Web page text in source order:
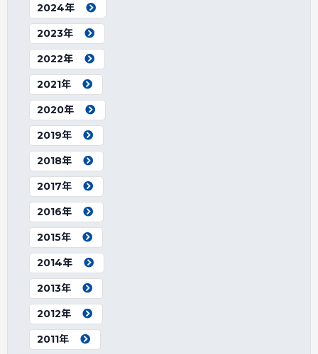
2024年
2023年
2022年
2021年
2020年
2019年
2018年
2017年
2016年
2015年
2014年
2013年
2012年
2011年